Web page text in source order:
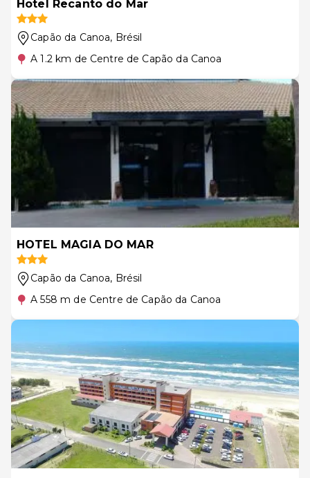
Hotel Recanto do Mar
Capão da Canoa, Brésil
A 1.2 km de Centre de Capão da Canoa
HOTEL MAGIA DO MAR
Capão da Canoa, Brésil
A 558 m de Centre de Capão da Canoa